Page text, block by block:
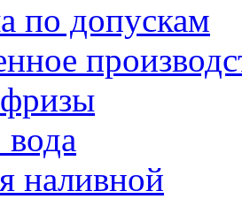
по допускам
наливной